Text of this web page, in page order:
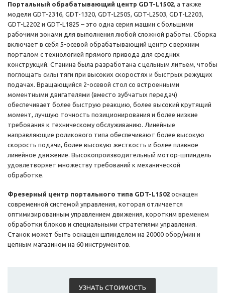
Портальный обрабатывающий центр GDT-L1502, а также
модели GDT-2316, GDT-1320, GDT-L2505, GDT-L2503, GDT-L2203,
GDT-L2202 и GDT-L1825 – это одна серия машин с большими
рабочими зонами для выполнения любой сложной работы. Сборка
включает в себя 5-осевой обрабатывающий центр с верхним
порталом с технологией прямого привода для средних
конструкций. Станина была разработана с цельным литьем, чтобы
поглощать силы тяги при высоких скоростях и быстрых режущих
подачах. Вращающийся 2-осевой стол со встроенными
моментными двигателями (вместо зубчатых передач)
обеспечивает более быструю реакцию, более высокий крутящий
момент, лучшую точность позиционирования и более низкие
требования к техническому обслуживанию. Линейные
направляющие роликового типа обеспечивают более высокую
скорость подачи, более высокую жесткость и более плавное
линейное движение. Высокопроизводительный мотор-шпиндель
удовлетворяет множеству требований к механической
обработке.
Фрезерный центр портального типа GDT-L1502 оснащен
современной системой управления, которая отличается
оптимизированным управлением движения, коротким временем
обработки блоков и специальными стратегиями управления.
Станок может быть оснащен шпинделем на 20000 обор/мин и
цепным магазином на 60 инструментов.
УЗНАТЬ СТОИМОСТЬ